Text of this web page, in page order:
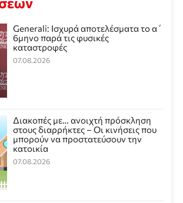
Generali: Ισχυρά αποτελέσματα το α΄
6μηνο παρά τις φυσικές
καταστροφές
07.08.2026
Διακοπές με… ανοιχτή πρόσκληση
στους διαρρήκτες – Οι κινήσεις που
μπορούν να προστατεύσουν την
κατοικία
07.08.2026